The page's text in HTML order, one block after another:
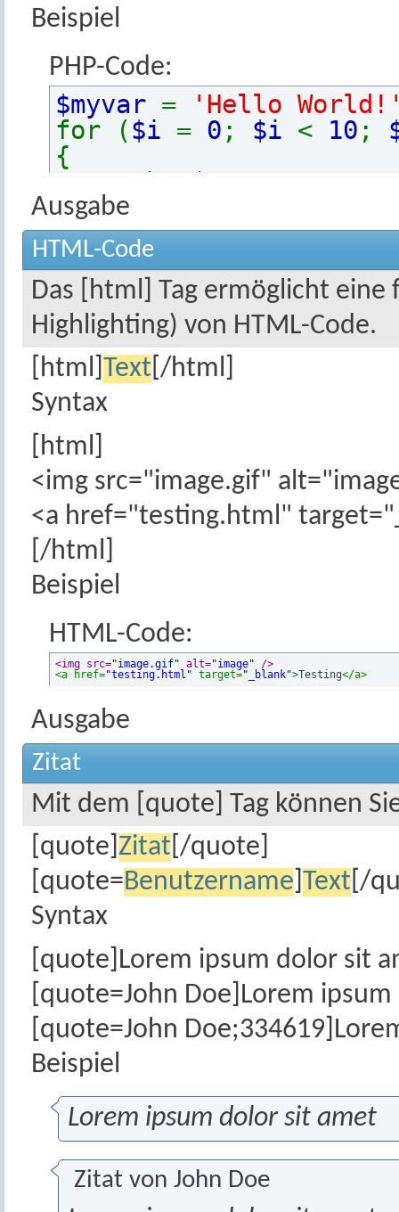
Beispiel
PHP-Code:
$myvar =
'Hello
for ($i = 0 ; $i < 10 ;
{
echo
$myvar
}
Ausgabe
HTML-Code
Das [html] Tag ermöglicht eine
Highlighting) von HTML-Code.
[html] Text [/html]
Syntax
[html]
<img src="image.gif"
<a href="testing.html"
[/html]
Beispiel
HTML-Code:
<img src="image.gif" alt="image" />
<a href="testing.html" target="_blank">Testing</a>
Ausgabe
Zitat
Mit dem [quote] Tag können
[quote] Zitat [/quote]
[quote=Benutzername Text [/
Syntax
[quote]Lorem ipsum dolor sit
[quote=John Doe]Lorem
[quote=John
Beispiel
Lorem ipsum dolor sit amet
Zitat vonJohn Doe